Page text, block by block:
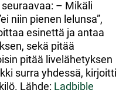
– Mikäli
niin pienen lelunsa”,
esinettä ja antaa
sekä pitää
pitää livelähetyksen
surra yhdessä, kirjoitti
Lähde: Ladbible